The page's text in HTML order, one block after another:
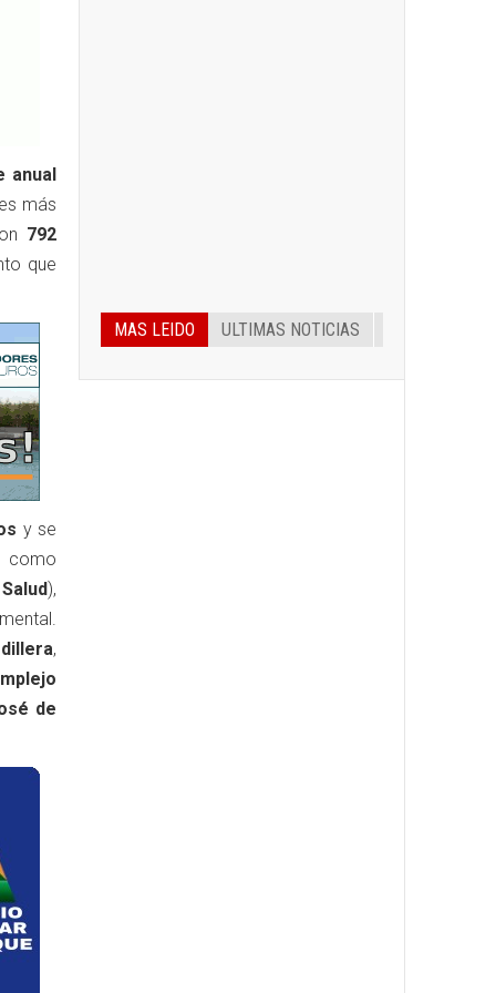
anual
más
792
que
y se
como
),
,
de
MAS LEIDO ULTIMAS NOTICIAS